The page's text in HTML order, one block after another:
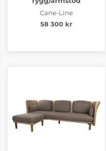
Cane-Line
58 300 kr